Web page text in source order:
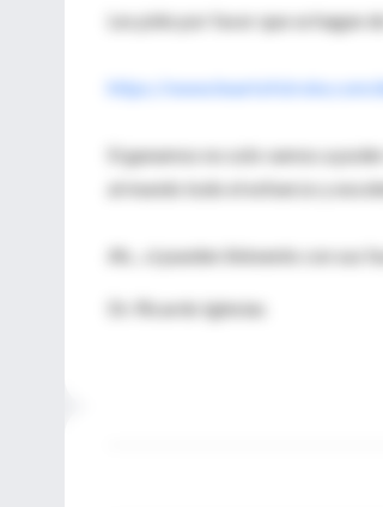
Les pido por favor que se hagan
https://www.heartofstroke.com/
Si ganamos no solo vamos a
al mundo todo el esfuerzo y
Ah... si pueden linkeenlo con sus
Dr. Ricardo Iglesias